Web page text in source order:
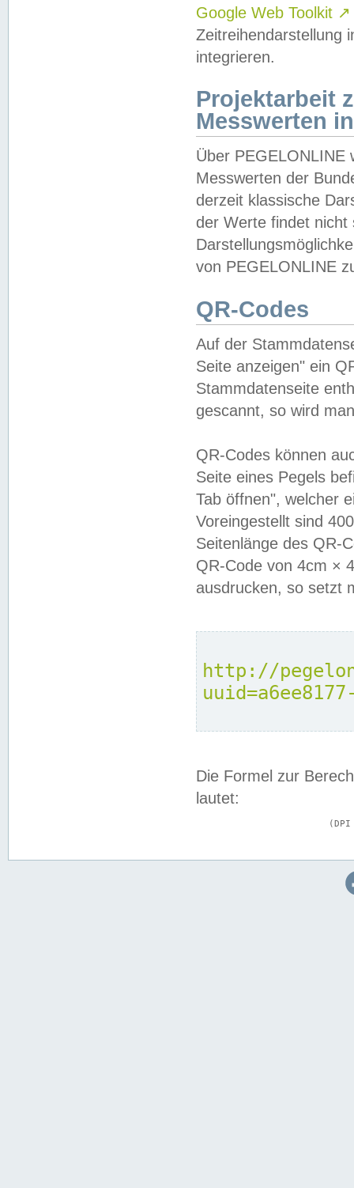
Google Web Toolkit ↗
Zeitreihendarstellung
integrieren.
Projektarbeit
Messwerten
Über PEGELONLINE
Messwerten der
derzeit klassische
der Werte findet
von PEGELONLINE
QR-Codes
Auf der
Seite anzeigen" ein
Stammdatenseite
gescannt, so wird
QR-Codes können
Seite eines Pegels
Tab öffnen", welcher
Voreingestellt sind
Seitenlänge des QR-
QR-Code von 4cm ×
ausdrucken, so setzt
http://
Die Formel zur
lautet: